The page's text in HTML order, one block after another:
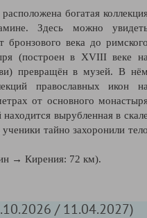
богатая
Здесь можно
бронзового века до
(построен в XVIII веке
превращён в музей. В
православных икон
от основного
вырубленная в
тайно захоронили
→ Кирения: 72 км).
/ 11.04.2027)